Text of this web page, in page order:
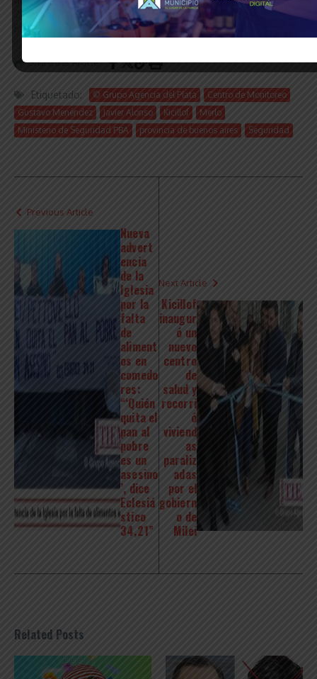
20 octubre, 2022
En «Política»
Share this Article
Etiquetado: © Grupo Agencia del Plata
Centro de Monitoreo
Gustavo Menéndez
Javier Alonso Kicillof
Merlo
Ministerio de Seguridad PBA
provincia de buenos aires Seguridad
Previous Article
Nueva
advert
encia
de la
Iglesia
por la
falta
de
aliment
os en
comedo
res:
“‘Quién
quita el
pan al
pobre
es un
asesino
’, dice
Eclesiá
stico
34,21”
Next Article
Kicillof
inaugur
ó un
nuevo
centro
de
salud y
recorri
ó
viviend
as
paraliz
adas
por el
gobiern
o de
Milei
Related Posts